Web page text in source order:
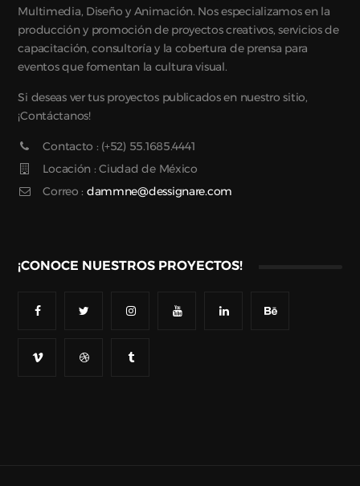
Multimedia, Diseño y Animación. Nos especializamos en la
producción y promoción de proyectos creativos, servicios de
capacitación, consultoría y la cobertura de prensa para
eventos que fomentan la cultura visual.
Si deseas ver tus proyectos publicados en nuestro sitio,
¡Contáctanos!
Contacto : (+52) 55.1685.4441
Locación : Ciudad de México
Correo : dammne@dessignare.com
¡CONOCE NUESTROS PROYECTOS!